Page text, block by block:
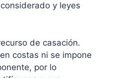
y leyes
de casación.
costas ni se impone
por lo